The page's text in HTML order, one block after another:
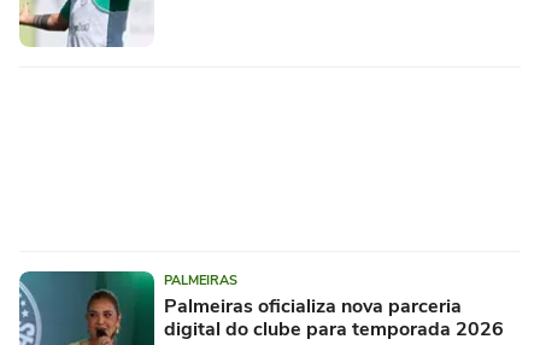
PALMEIRAS
Palmeiras oficializa nova parceria
digital do clube para temporada 2026